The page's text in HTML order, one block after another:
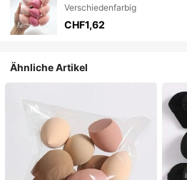
flüssige/cremige/puderförmige
Hauttypen
Verschiedenfarbig
CHF1,62
Ähnliche Artikel